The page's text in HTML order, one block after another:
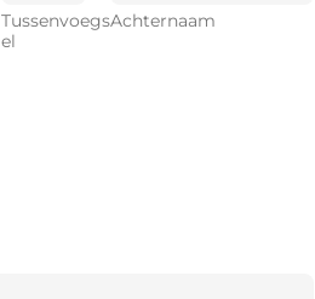
Tussenvoegs
el
Achternaam